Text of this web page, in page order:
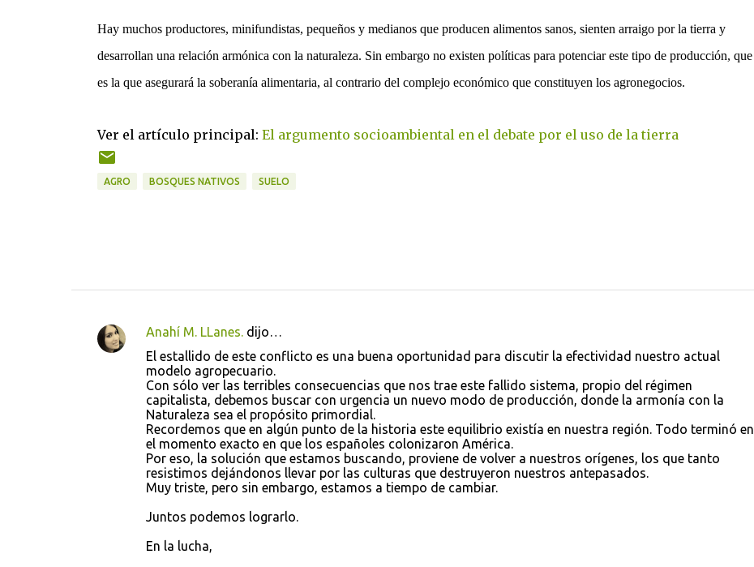
Hay muchos productores, minifundistas, pequeños y medianos que producen alimentos sanos, sienten arraigo por la tierra y
desarrollan una relación armónica con la naturaleza. Sin embargo no existen políticas para potenciar este tipo de producción, que
es la que asegurará la soberanía alimentaria, al contrario del complejo económico que constituyen los agronegocios.
Ver el artículo principal: El argumento socioambiental en el debate por el uso de la tierra
AGRO BOSQUES NATIVOS SUELO
C
Anahí M. LLanes.dijo…
El estallido de este conflicto es una buena oportunidad para discutir la efectividad nuestro actual
modelo agropecuario.
Con sólo ver las terribles consecuencias que nos trae este fallido sistema, propio del régimen
capitalista, debemos buscar con urgencia un nuevo modo de producción, donde la armonía con la
Naturaleza sea el propósito primordial.
Recordemos que en algún punto de la historia este equilibrio existía en nuestra región. Todo terminó en
el momento exacto en que los españoles colonizaron América.
Por eso, la solución que estamos buscando, proviene de volver a nuestros orígenes, los que tanto
resistimos dejándonos llevar por las culturas que destruyeron nuestros antepasados.
Muy triste, pero sin embargo, estamos a tiempo de cambiar.
Juntos podemos lograrlo.
En la lucha,